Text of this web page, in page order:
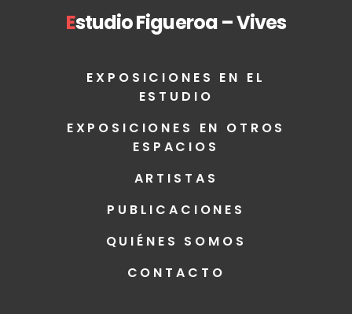
Estudio Figueroa – Vives
EXPOSICIONES EN EL
ESTUDIO
EXPOSICIONES EN OTROS
ESPACIOS
ARTISTAS
PUBLICACIONES
QUIÉNES SOMOS
CONTACTO